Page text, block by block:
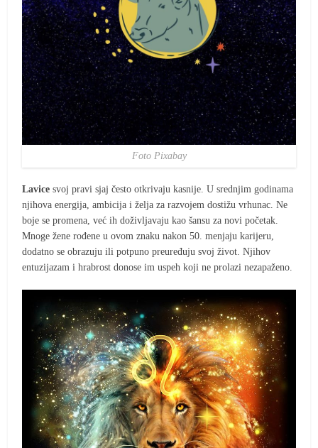
Foto Pixabay
Lavice svoj pravi sjaj često otkrivaju kasnije. U srednjim godinama
njihova energija, ambicija i želja za razvojem dostižu vrhunac. Ne
boje se promena, već ih doživljavaju kao šansu za novi početak.
Mnoge žene rođene u ovom znaku nakon 50. menjaju karijeru,
dodatno se obrazuju ili potpuno preuređuju svoj život. Njihov
entuzijazam i hrabrost donose im uspeh koji ne prolazi nezapaženo.